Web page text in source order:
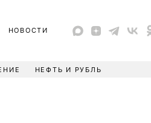
НОВОСТИ
НЕФТЬ И РУБЛЬ